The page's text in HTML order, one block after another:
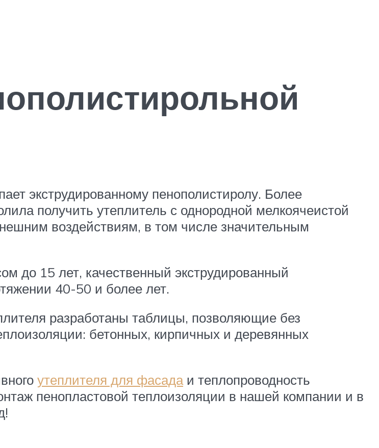
экструдированному пенополистиролу. Более
получить утеплитель с однородной мелкоячеистой
воздействиям, в том числе значительным
до 15 лет, качественный экструдированный
40-50 и более лет.
разработаны таблицы, позволяющие без
бетонных, кирпичных и деревянных
утеплителя для фасадаи теплопроводность
пенопластовой теплоизоляции в нашей компании и в